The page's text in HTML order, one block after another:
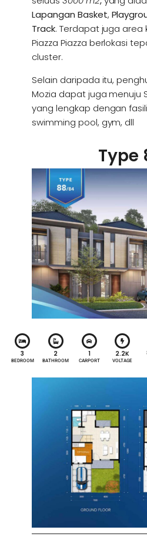
Lapangan Basket,
Track. Terdapat juga area
Piazza Piazza berlokasi
cluster.
Selain daripada itu,
Mozia dapat juga menuju
yang lengkap dengan
swimming pool, gym, dll
Type
3
BEDROOM
2
BATHROOM
1
CARPORT
2.2K
VOLTAGE